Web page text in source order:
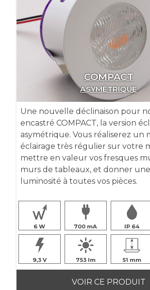
COMPACT
ASYMÉTRIQUE
Une nouvelle déclinaison pour
encastré COMPACT, la version
asymétrique. Vous réaliserez un
éclairage très régulier sur votre
mettre en valeur vos fresques
murs de tableaux, et donner
luminosité à toutes vos pièces.
6 700 IP 64
9,3 753 51
VOIR CE PRODUIT